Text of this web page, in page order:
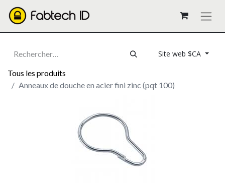
Site web $CA
Tous les produits
Anneaux de douche en acier fini zinc (pqt 100)